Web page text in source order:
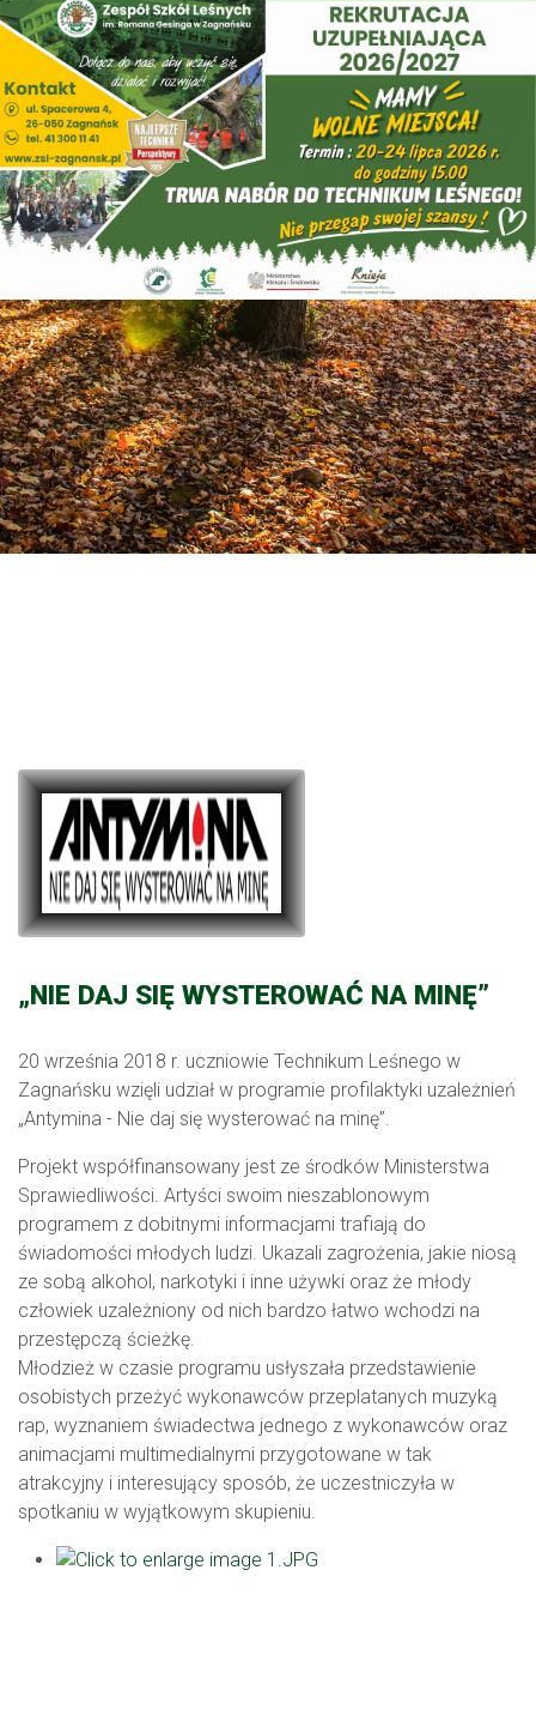
„NIE DAJ SIĘ WYSTEROWAĆ NA MINĘ”
20 września 2018 r. uczniowie Technikum Leśnego w
Zagnańsku wzięli udział w programie profilaktyki uzależnień
„Antymina - Nie daj się wysterować na minę”.
Projekt współfinansowany jest ze środków Ministerstwa
Sprawiedliwości. Artyści swoim nieszablonowym
programem z dobitnymi informacjami trafiają do
świadomości młodych ludzi. Ukazali zagrożenia, jakie niosą
ze sobą alkohol, narkotyki i inne używki oraz że młody
człowiek uzależniony od nich bardzo łatwo wchodzi na
przestępczą ścieżkę.
Młodzież w czasie programu usłyszała przedstawienie
osobistych przeżyć wykonawców przeplatanych muzyką
rap, wyznaniem świadectwa jednego z wykonawców oraz
animacjami multimedialnymi przygotowane w tak
atrakcyjny i interesujący sposób, że uczestniczyła w
spotkaniu w wyjątkowym skupieniu.